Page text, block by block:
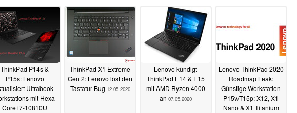
ThinkPad P14s &
P15s: Lenovo
Ultrabook-
mit Hexa-
Core i7-10810U
ThinkPad X1 Extreme
Gen 2: Lenovo löst den
Tastatur-Bug 12.05.2020
Lenovo kündigt
ThinkPad E14 & E15
mit AMD Ryzen 4000
an 07.05.2020
Lenovo ThinkPad 2020
Roadmap Leak:
Günstige Workstation
P15v/T15p; X12, X1
Nano & X1 Titanium